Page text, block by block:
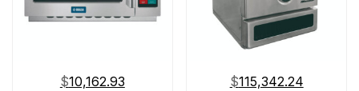
$10,162.93
$115,342.24